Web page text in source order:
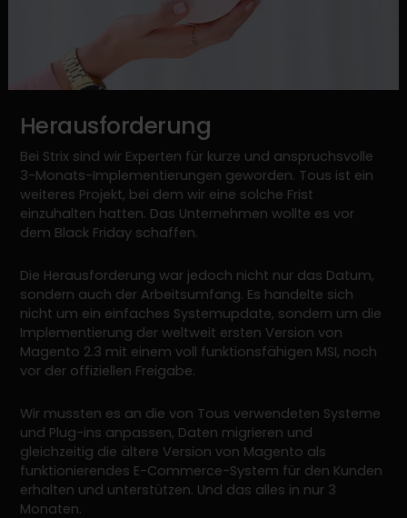
Herausforderung
Bei Strix sind wir Experten für kurze und anspruchsvolle
3-Monats-Implementierungen geworden. Tous ist ein
weiteres Projekt, bei dem wir eine solche Frist
einzuhalten hatten. Das Unternehmen wollte es vor
dem Black Friday schaffen.
Die Herausforderung war jedoch nicht nur das Datum,
sondern auch der Arbeitsumfang. Es handelte sich
nicht um ein einfaches Systemupdate, sondern um die
Implementierung der weltweit ersten Version von
Magento 2.3 mit einem voll funktionsfähigen MSI, noch
vor der offiziellen Freigabe.
Wir mussten es an die von Tous verwendeten Systeme
und Plug-ins anpassen, Daten migrieren und
gleichzeitig die ältere Version von Magento als
funktionierendes E-Commerce-System für den Kunden
erhalten und unterstützen. Und das alles in nur 3
Monaten.